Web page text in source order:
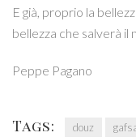
E già, proprio la
bellezza che salverà il
Peppe Pagano
Tags: douz